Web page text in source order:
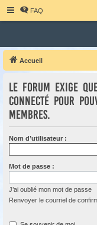
FAQ
Accueil
Le forum exige
connecté pour
membres.
Nom d’utilisateur :
Mot de passe :
J’ai oublié mon mot de passe
Renvoyer le courriel de